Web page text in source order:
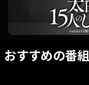
おすすめの番組